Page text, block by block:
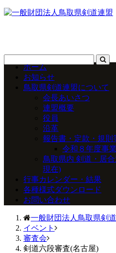
ホーム
お知らせ
鳥取県剣道連盟について
会長あいさつ
連盟概要
役員
沿革
報告書・定款・規則
令和８年度事
鳥取県内 剣道・居
現在)
行事カレンダー・結果
各種様式ダウンロード
お問い合わせ
一般財団法人鳥取県剣
イベント
審査会
剣道六段審査(名古屋)